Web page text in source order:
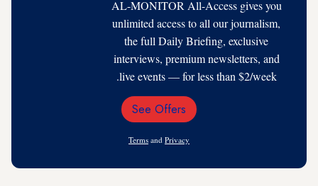
AL-MONITOR All-Access gives you
unlimited access to all our journalism,
the full Daily Briefing, exclusive
interviews, premium newsletters, and
live events — for less than $2/week.
Email
See Offers
Terms and Privacy